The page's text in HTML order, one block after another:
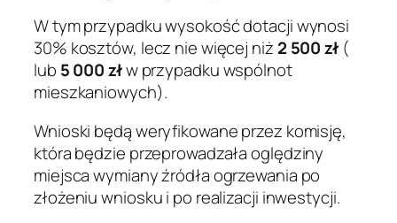
W tym przypadku wysokość dotacji wynosi
30% kosztów, lecz nie więcej niż 2 500 zł(
lub 5 000 złw przypadku wspólnot
mieszkaniowych).
Wnioski będą weryfikowane przez komisję,
która będzie przeprowadzała oględziny
miejsca wymiany źródła ogrzewania po
złożeniu wniosku i po realizacji inwestycji.